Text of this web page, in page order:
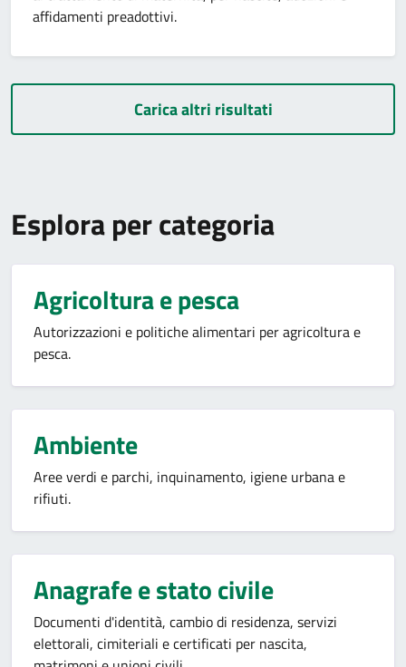
affidamenti preadottivi.
Carica altri risultati
Esplora per categoria
Agricoltura e pesca
Autorizzazioni e politiche alimentari per agricoltura e
pesca.
Ambiente
Aree verdi e parchi, inquinamento, igiene urbana e
rifiuti.
Anagrafe e stato civile
Documenti d'identità, cambio di residenza, servizi
elettorali, cimiteriali e certificati per nascita,